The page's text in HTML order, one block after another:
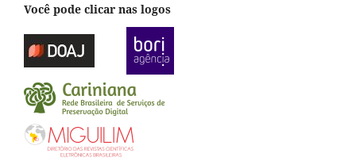
Você pode clicar nas logos